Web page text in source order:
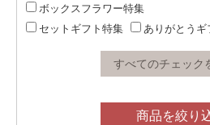
ボックスフラワー特集
セットギフト特集
ありがとう
すべてのチェック
商品を絞り